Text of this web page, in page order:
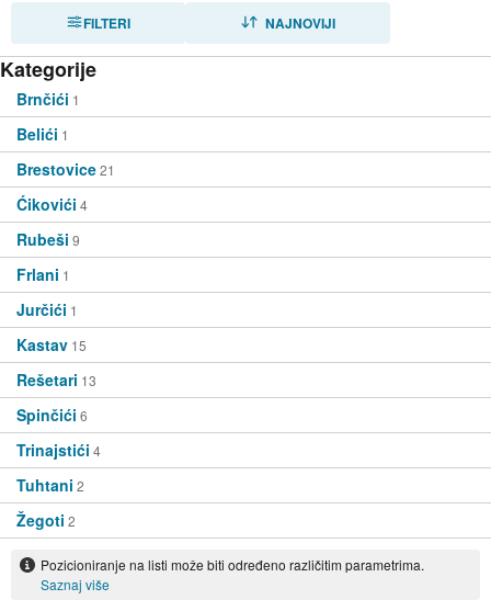
FILTERI NAJNOVIJI
Kategorije
Brnčići 1
Belići 1
Brestovice21
Ćikovići 4
Rubeši 9
Frlani 1
Jurčići 1
Kastav 15
Rešetari 13
Spinčići 6
Trinajstići 4
Tuhtani 2
Žegoti 2
Pozicioniranje na listi može biti određeno različitim parametrima.
Saznaj više